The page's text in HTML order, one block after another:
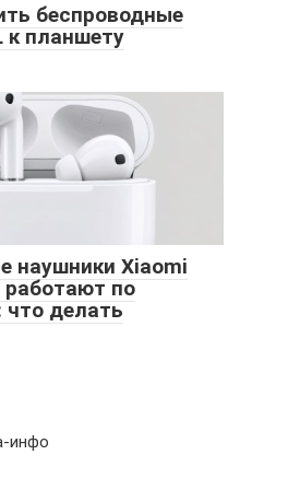
беспроводные
к планшету
наушники Xiaomi
работают по
что делать
инфо